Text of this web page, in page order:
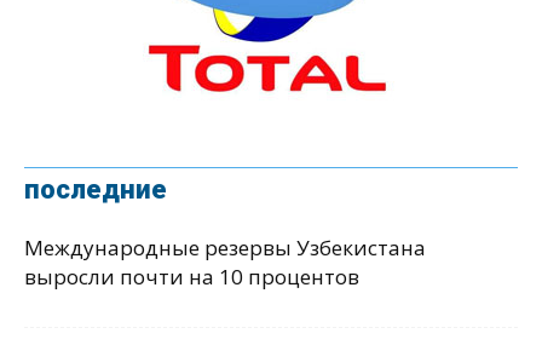
последние
Международные резервы Узбекистана
выросли почти на 10 процентов